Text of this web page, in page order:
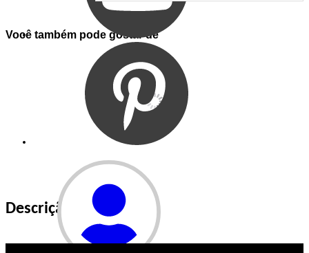
Você também pode gostar de
Descrição do Produto